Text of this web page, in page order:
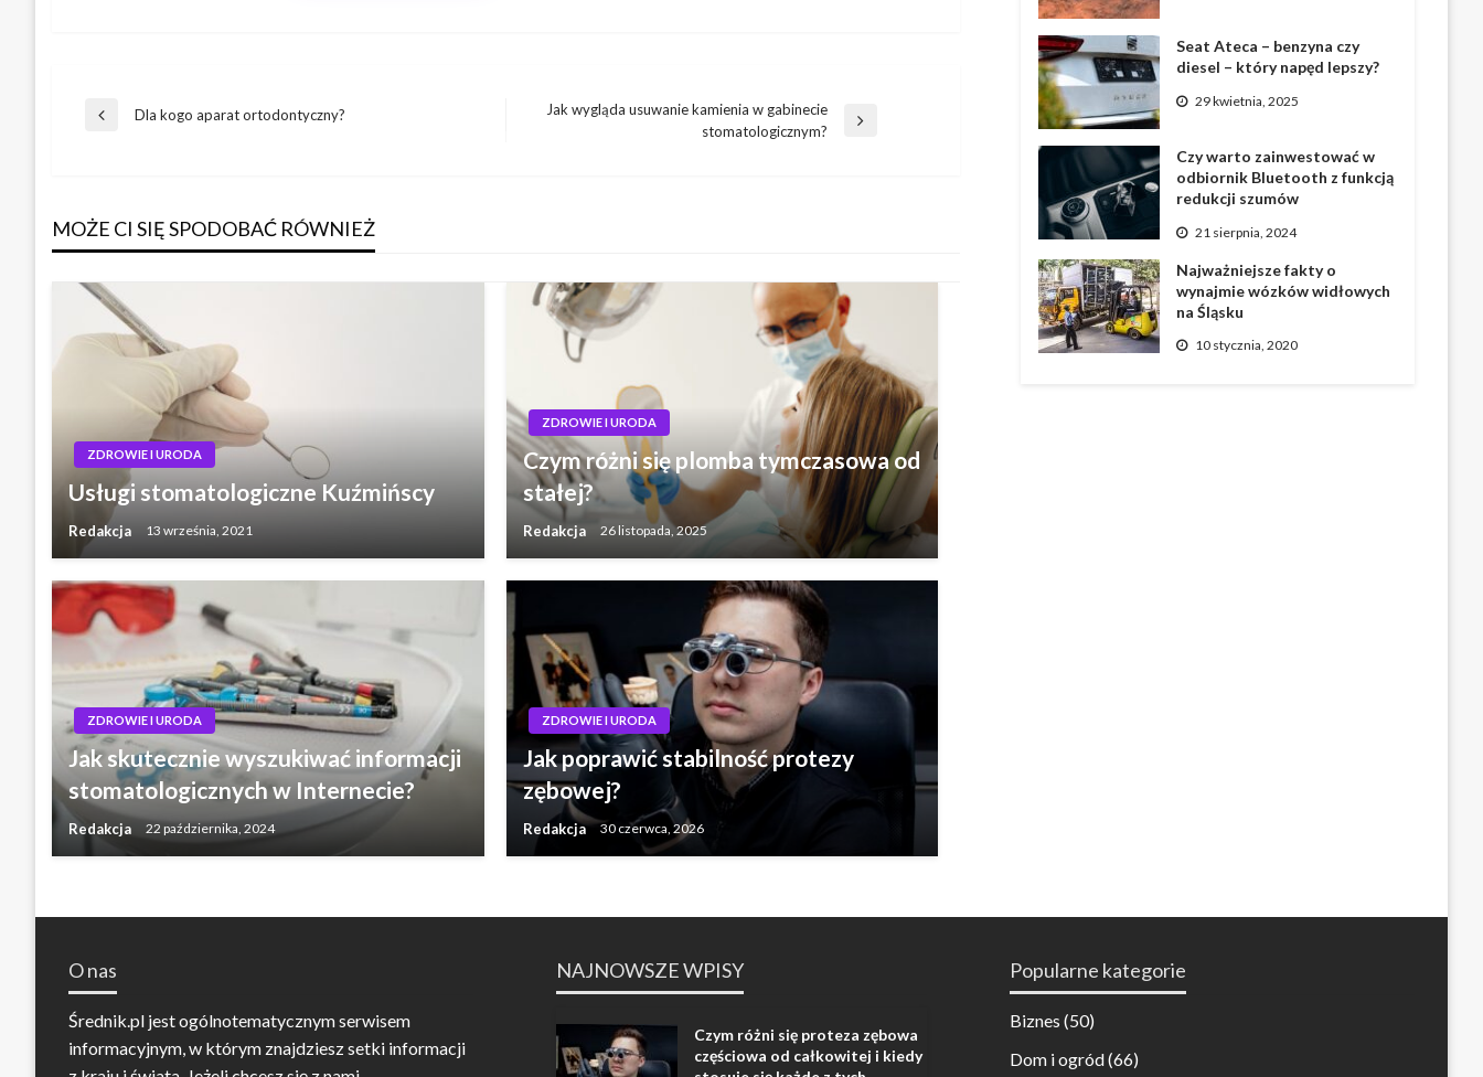
Nawigacja
Poprzedni
Dla kogo aparat ortodontyczny?
Jak wygląda usuwanie kamienia w gabinecie
stomatologicznym?
MOŻE CI SIĘ SPODOBAĆ RÓWNIEŻ
ZDROWIE I URODA
Usługi stomatologiczne Kuźmińscy
Redakcja 13 września, 2021
ZDROWIE I URODA
Czym różni się plomba tymczasowa od
stałej?
Redakcja 26 listopada, 2025
ZDROWIE I URODA
Jak skutecznie wyszukiwać informacji
stomatologicznych w Internecie?
Redakcja 22 października, 2024
ZDROWIE I URODA
Jak poprawić stabilność protezy
zębowej?
Redakcja 30 czerwca, 2026
Seat Ateca – benzyna czy
diesel – który napęd lepszy?
29 kwietnia, 2025
Czy warto zainwestować w
odbiornik Bluetooth z funkcją
redukcji szumów
21 sierpnia, 2024
Najważniejsze fakty o
wynajmie wózków widłowych
na Śląsku
10 stycznia, 2020
O nas
Średnik.pl jest ogólnotematycznym serwisem
informacyjnym, w którym znajdziesz setki informacji
NAJNOWSZE WPISY
Czym różni się proteza zębowa
częściowa od całkowitej i kiedy
Popularne kategorie
Biznes (50)
Dom i ogród(66)